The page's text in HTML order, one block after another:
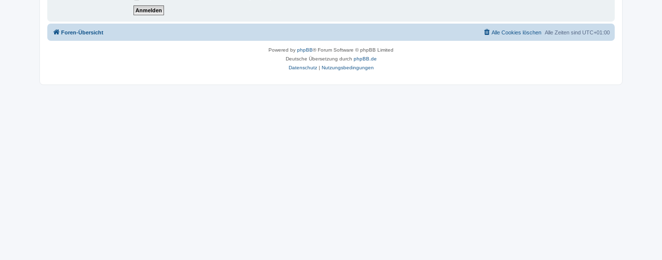
Foren-Übersicht Alle Zeiten sind UTC+01:00
Alle Cookies löschen
Powered by phpBB® Forum Software © phpBB Limited
Deutsche Übersetzung durch phpBB.de
Datenschutz| Nutzungsbedingungen